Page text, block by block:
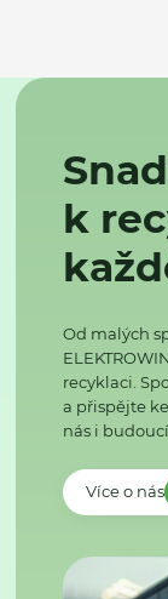
k
Od malých
recyklaci.
a přispějte
nás i
Více o nás